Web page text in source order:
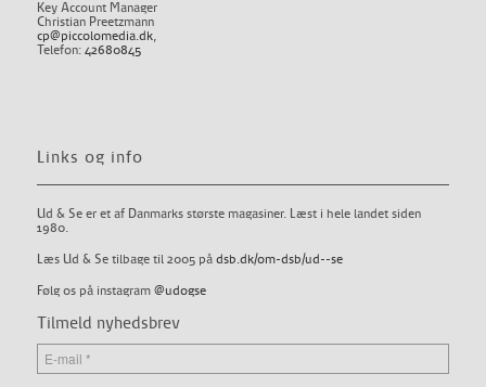
Key Account Manager
Christian Preetzmann
cp@piccolomedia.dk,
Telefon: 42680845
Links og info
Ud & Se er et af Danmarks største magasiner. Læst i hele landet siden
1980.
Læs Ud & Se tilbage til 2005 på dsb.dk/om-dsb/ud--se
Følg os på instagram @udogse
Tilmeld nyhedsbrev